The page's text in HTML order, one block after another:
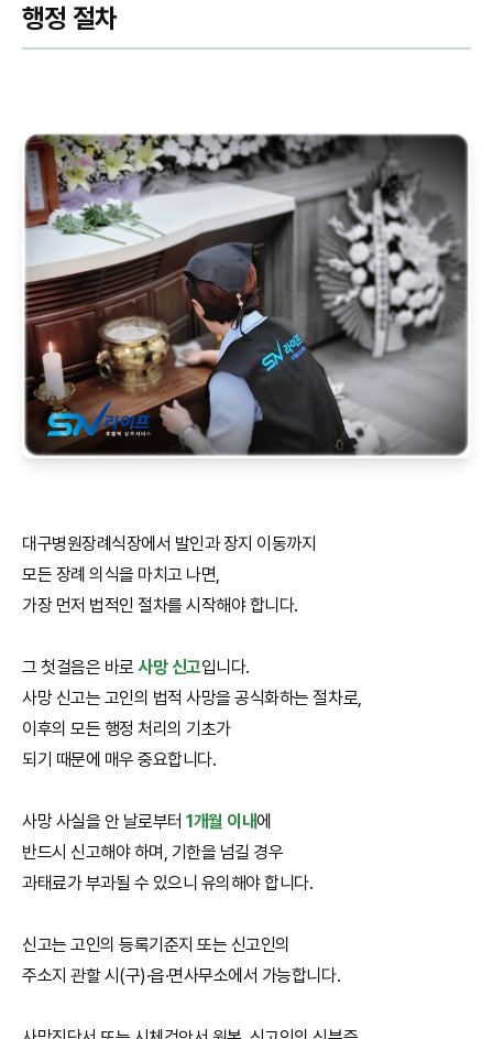
행정 절차
대구병원장례식장에서 발인과 장지 이동까지
모든 장례 의식을 마치고 나면,
가장 먼저 법적인 절차를 시작해야 합니다.
그 첫걸음은 바로사망 신고입니다.
사망 신고는 고인의 법적 사망을 공식화하는 절차로,
이후의 모든 행정 처리의 기초가
되기 때문에 매우 중요합니다.
사망 사실을 안 날로부터1개월 이내에
반드시 신고해야 하며, 기한을 넘길 경우
과태료가 부과될 수 있으니 유의해야 합니다.
신고는 고인의 등록기준지 또는 신고인의
주소지 관할 시(구)·읍·면사무소에서 가능합니다.